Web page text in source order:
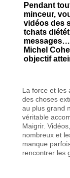
Pendant
minceur,
vidéos des
tchats
Michel
objectif
La force et les
des choses
au plus grand
véritable
Maigrir.
nombreux et
manque
rencontrer les